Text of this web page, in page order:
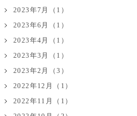
2023年7月（1）
2023年6月（1）
2023年4月（1）
2023年3月（1）
2023年2月（3）
2022年12月（1）
2022年11月（1）